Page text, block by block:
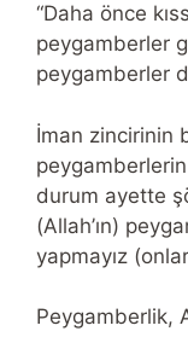
“Daha önce
peygamberler
peygamberler
İman zincirinin
durum ayette
(Allah’ın)
yapmayız
Peygamberlik,